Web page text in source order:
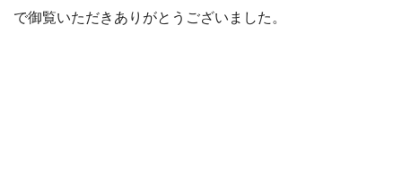
で御覧いただきありがとうございました。